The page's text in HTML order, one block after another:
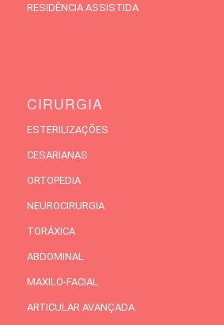
RESIDÊNCIA ASSISTIDA
CIRURGIA
ESTERILIZAÇÕES
CESARIANAS
ORTOPEDIA
NEUROCIRURGIA
TORÁXICA
ABDOMINAL
MAXILO-FACIAL
ARTICULAR AVANÇADA